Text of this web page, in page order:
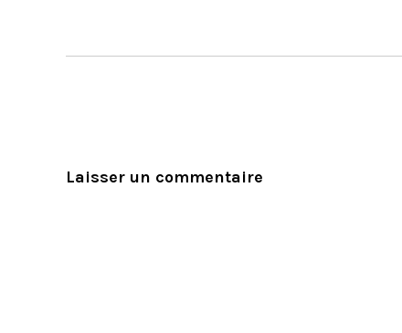
Laisser un commentaire